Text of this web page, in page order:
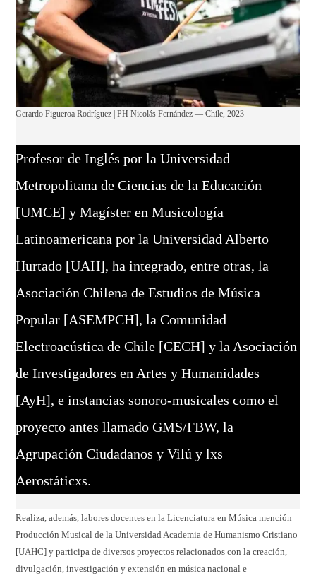
Gerardo Figueroa Rodríguez | PH Nicolás Fernández — Chile, 2023
Profesor de Inglés por la Universidad
Metropolitana de Ciencias de la Educación
[UMCE] y Magíster en Musicología
Latinoamericana por la Universidad Alberto
Hurtado [UAH], ha integrado, entre otras, la
Asociación Chilena de Estudios de Música
Popular [ASEMPCH], la Comunidad
Electroacústica de Chile [CECH] y la Asociación
de Investigadores en Artes y Humanidades
[AyH], e instancias sonoro-musicales como el
proyecto antes llamado GMS/FBW, la
Agrupación Ciudadanos y Vilú y lxs
Aerostáticxs.
Realiza, además, labores docentes en la Licenciatura en Música mención
Producción Musical de la Universidad Academia de Humanismo Cristiano
[UAHC] y participa de diversos proyectos relacionados con la creación,
divulgación, investigación y extensión en música nacional e